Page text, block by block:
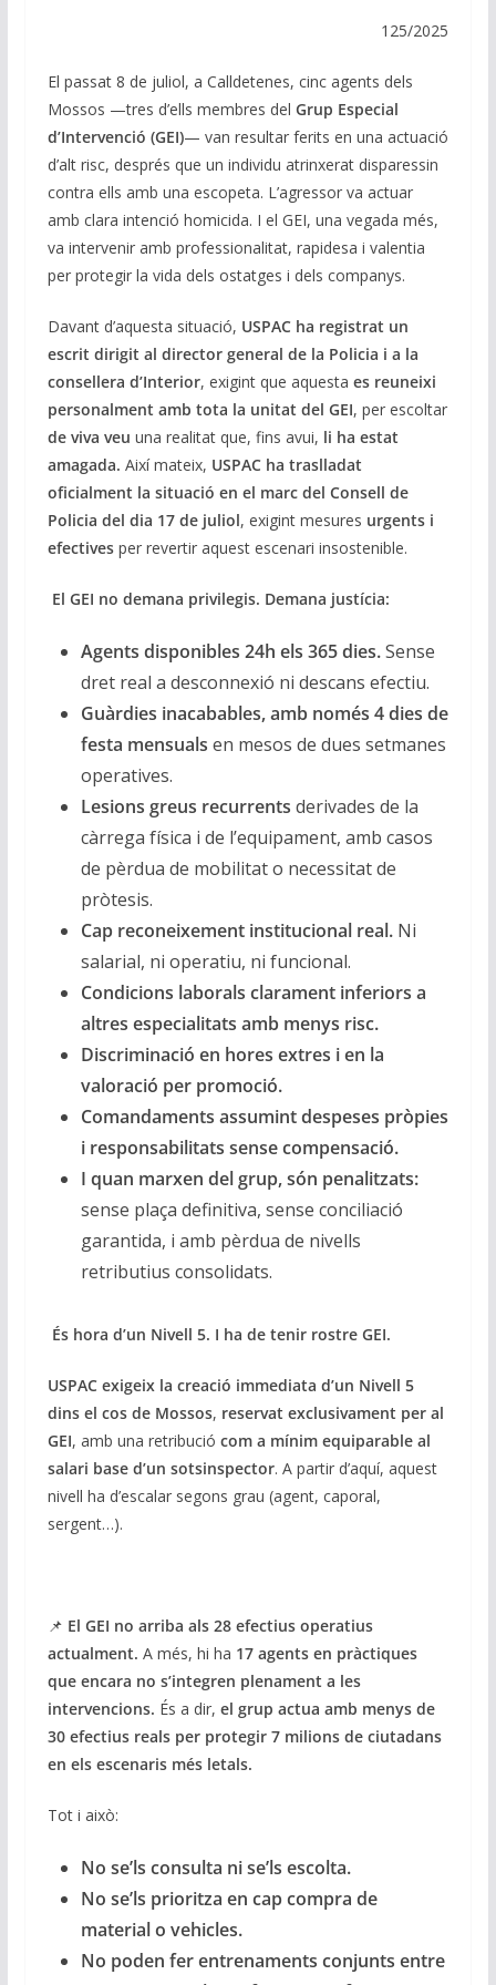
125/2025
El passat 8 de juliol, a Calldetenes, cinc agents dels
Mossos —tres d’ells membres del Grup Especial
d’Intervenció (GEI)— van resultar ferits en una actuació
d’alt risc, després que un individu atrinxerat disparessin
contra ells amb una escopeta. L’agressor va actuar
amb clara intenció homicida. I el GEI, una vegada més,
va intervenir amb professionalitat, rapidesa i valentia
per protegir la vida dels ostatges i dels companys.
Davant d’aquesta situació, USPAC ha registrat un
escrit dirigit al director general de la Policia i a la
consellera d’Interior, exigint que aquesta es reuneixi
personalment amb tota la unitat del GEI, per escoltar
de viva veu una realitat que, fins avui, li ha estat
amagada. Així mateix, USPAC ha traslladat
oficialment la situació en el marc del Consell de
Policia del dia 17 de juliol, exigint mesures urgents i
efectivesper revertir aquest escenari insostenible.
El GEI no demana privilegis. Demana justícia:
Agents disponibles 24h els 365 dies.Sense
dret real a desconnexió ni descans efectiu.
Guàrdies inacabables, amb només 4 dies de
festa mensuals en mesos de dues setmanes
operatives.
Lesions greus recurrents derivades de la
càrrega física i de l’equipament, amb casos
de pèrdua de mobilitat o necessitat de
pròtesis.
Cap reconeixement institucional real.Ni
salarial, ni operatiu, ni funcional.
Condicions laborals clarament inferiors a
altres especialitats amb menys risc.
Discriminació en hores extres i en la
valoració per promoció.
Comandaments assumint despeses pròpies
i responsabilitats sense compensació.
I quan marxen del grup, són penalitzats:
sense plaça definitiva, sense conciliació
garantida, i amb pèrdua de nivells
retributius consolidats.
És hora d’un Nivell 5. I ha de tenir rostre GEI.
USPAC exigeix la creació immediata d’un Nivell 5
dins el cos de Mossos, reservat exclusivament per al
GEI, amb una retribució com a mínim equiparable al
salari base d’un sotsinspector. A partir d’aquí, aquest
nivell ha d’escalar segons grau (agent, caporal,
sergent…).
📌 El GEI no arriba als 28 efectius operatius
actualment. A més, hi ha 17 agents en pràctiques
que encara no s’integren plenament a les
intervencions. És a dir, el grup actua amb menys de
30 efectius reals per protegir 7 milions de ciutadans
en els escenaris més letals.
Tot i això:
No se’ls consulta ni se’ls escolta.
No se’ls prioritza en cap compra de
material o vehicles.
No poden fer entrenaments conjunts entre